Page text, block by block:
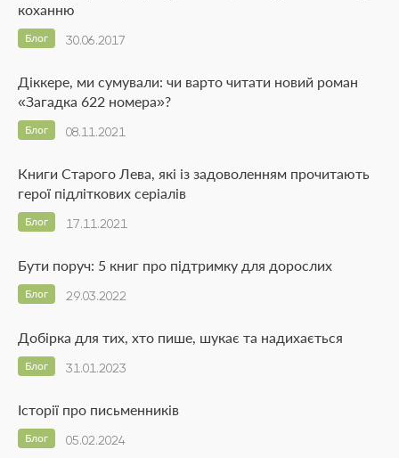
коханню
30.06.2017
Блог
Діккере, ми сумували: чи варто читати новий роман
«Загадка 622 номера»?
08.11.2021
Блог
Книги Старого Лева, які із задоволенням прочитають
герої підліткових серіалів
17.11.2021
Блог
Бути поруч: 5 книг про підтримку для дорослих
29.03.2022
Блог
Добірка для тих, хто пише, шукає та надихається
31.01.2023
Блог
Історії про письменників
05.02.2024
Блог